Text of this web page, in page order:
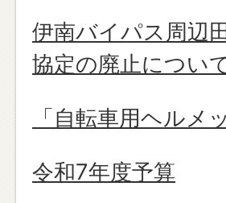
伊南バイパス周辺
協定の廃止につい
「自転車用ヘル
令和7年度予算